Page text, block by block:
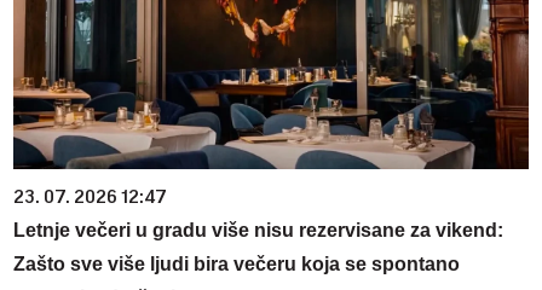
23. 07. 2026 12:47
Letnje večeri u gradu više nisu rezervisane za vikend:
Zašto sve više ljudi bira večeru koja se spontano